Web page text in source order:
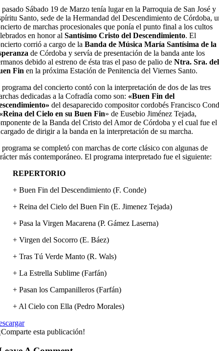
Sábado 19 de Marzo tenía lugar en la Parroquia de San José y
Santo, sede de la Hermandad del Descendimiento de Córdoba,
de marchas procesionales que ponía el punto final a los cultos
en honor al Santísimo Cristo del Descendimiento. El
corrió a cargo de la Banda de Música María Santísima de la
de Córdoba y servía de presentación de la banda ante los
debido al estreno de ésta tras el paso de palio de Ntra. Sra. del
Fin en la próxima Estación de Penitencia del Viernes Santo.
del concierto contó con la interpretación de dos de las tres
dedicadas a la Cofradía como son: «Buen Fin del
del desaparecido compositor cordobés Francisco
del Cielo en su Buen Fin» de Eusebio Jiménez Tejada,
de la Banda del Cristo del Amor de Córdoba y el cual fue el
de dirigir a la banda en la interpretación de su marcha.
se completó con marchas de corte clásico con algunas de
más contemporáneo. El programa interpretado fue el siguiente:
REPERTORIO
+ Buen Fin del Descendimiento (F. Conde)
+ Reina del Cielo del Buen Fin (E. Jimenez Tejada)
+ Pasa la Virgen Macarena (P. Gámez Laserna)
+ Virgen del Socorro (E. Báez)
+ Tras Tú Verde Manto (R. Wals)
+ La Estrella Sublime (Farfán)
+ Pasan los Campanilleros (Farfán)
+ Al Cielo con Ella (Pedro Morales)
esta publicación!